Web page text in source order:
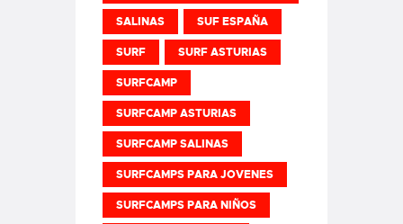
SALINAS SUF ESPAÑA
SURF SURF ASTURIAS
SURFCAMP
SURFCAMP ASTURIAS
SURFCAMP SALINAS
SURFCAMPS PARA JOVENES
SURFCAMPS PARA NIÑOS